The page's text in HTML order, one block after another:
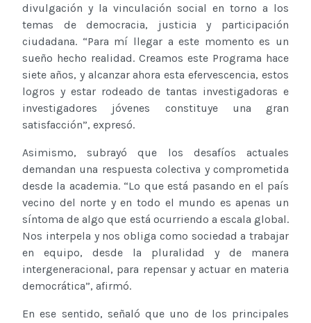
divulgación y la vinculación social en torno a los
temas de democracia, justicia y participación
ciudadana. “Para mí llegar a este momento es un
sueño hecho realidad. Creamos este Programa hace
siete años, y alcanzar ahora esta efervescencia, estos
logros y estar rodeado de tantas investigadoras e
investigadores jóvenes constituye una gran
satisfacción”, expresó.
Asimismo, subrayó que los desafíos actuales
demandan una respuesta colectiva y comprometida
desde la academia. “Lo que está pasando en el país
vecino del norte y en todo el mundo es apenas un
síntoma de algo que está ocurriendo a escala global.
Nos interpela y nos obliga como sociedad a trabajar
en equipo, desde la pluralidad y de manera
intergeneracional, para repensar y actuar en materia
democrática”, afirmó.
En ese sentido, señaló que uno de los principales